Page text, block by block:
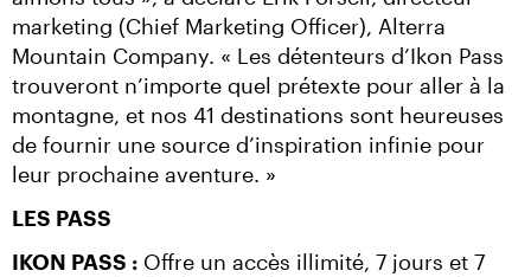
marketing (Chief Marketing Officer), Alterra
Mountain Company. « Les détenteurs d’Ikon Pass
trouveront n’importe quel prétexte pour aller à la
montagne, et nos 41 destinations sont heureuses
de fournir une source d’inspiration infinie pour
leur prochaine aventure. »
LES PASS
IKON PASS : Offre un accès illimité, 7 jours et 7